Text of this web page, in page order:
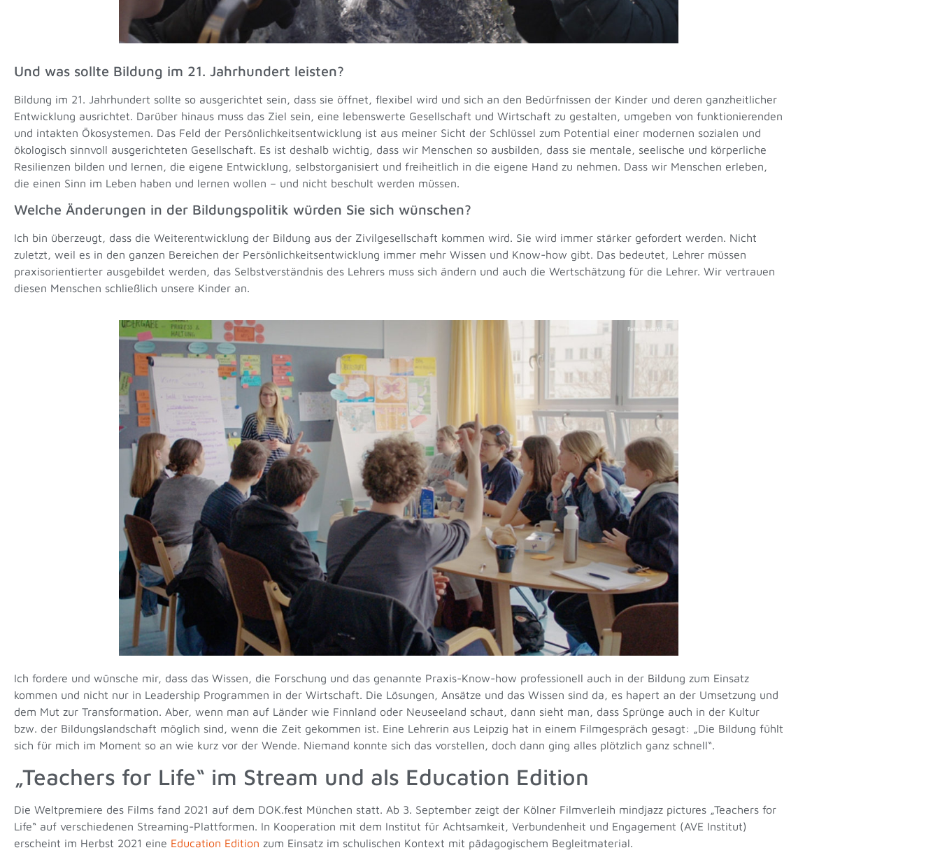
Und was sollte Bildung im 21. Jahrhundert leisten?
Bildung im 21. Jahrhundert sollte so ausgerichtet sein, dass sie öffnet, flexibel wird und sich an den Bedürfnissen der Kinder und deren ganzheitlicher
Entwicklung ausrichtet. Darüber hinaus muss das Ziel sein, eine lebenswerte Gesellschaft und Wirtschaft zu gestalten, umgeben von funktionierenden
und intakten Ökosystemen. Das Feld der Persönlichkeitsentwicklung ist aus meiner Sicht der Schlüssel zum Potential einer modernen sozialen und
ökologisch sinnvoll ausgerichteten Gesellschaft. Es ist deshalb wichtig, dass wir Menschen so ausbilden, dass sie mentale, seelische und körperliche
Resilienzen bilden und lernen, die eigene Entwicklung, selbstorganisiert und freiheitlich in die eigene Hand zu nehmen. Dass wir Menschen erleben,
die einen Sinn im Leben haben und lernen wollen – und nicht beschult werden müssen.
Welche Änderungen in der Bildungspolitik würden Sie sich wünschen?
Ich bin überzeugt, dass die Weiterentwicklung der Bildung aus der Zivilgesellschaft kommen wird. Sie wird immer stärker gefordert werden. Nicht
zuletzt, weil es in den ganzen Bereichen der Persönlichkeitsentwicklung immer mehr Wissen und Know-how gibt. Das bedeutet, Lehrer müssen
praxisorientierter ausgebildet werden, das Selbstverständnis des Lehrers muss sich ändern und auch die Wertschätzung für die Lehrer. Wir vertrauen
diesen Menschen schließlich unsere Kinder an.
Ich fordere und wünsche mir, dass das Wissen, die Forschung und das genannte Praxis-Know-how professionell auch in der Bildung zum Einsatz
kommen und nicht nur in Leadership Programmen in der Wirtschaft. Die Lösungen, Ansätze und das Wissen sind da, es hapert an der Umsetzung und
dem Mut zur Transformation. Aber, wenn man auf Länder wie Finnland oder Neuseeland schaut, dann sieht man, dass Sprünge auch in der Kultur
bzw. der Bildungslandschaft möglich sind, wenn die Zeit gekommen ist. Eine Lehrerin aus Leipzig hat in einem Filmgespräch gesagt: „Die Bildung fühlt
sich für mich im Moment so an wie kurz vor der Wende. Niemand konnte sich das vorstellen, doch dann ging alles plötzlich ganz schnell“.
„Teachers for Life“ im Stream und als Education Edition
Die Weltpremiere des Films fand 2021 auf dem DOK.fest München statt. Ab 3. September zeigt der Kölner Filmverleih mindjazz pictures „Teachers for
Life“ auf verschiedenen Streaming-Plattformen. In Kooperation mit dem Institut für Achtsamkeit, Verbundenheit und Engagement (AVE Institut)
erscheint im Herbst 2021 eine Education Edition zum Einsatz im schulischen Kontext mit pädagogischem Begleitmaterial.